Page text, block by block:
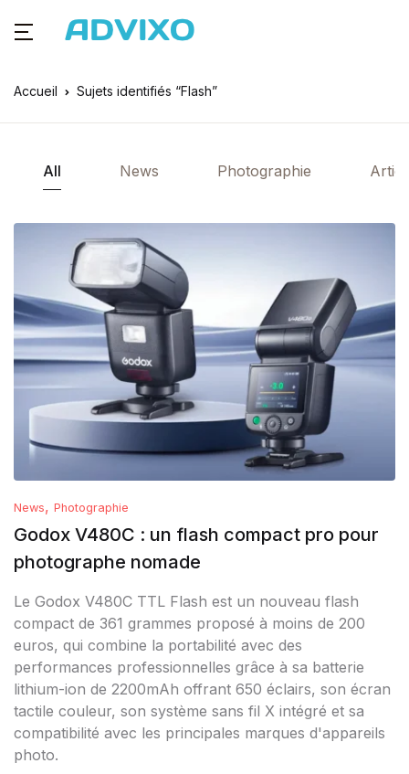
Accueil Sujets identifiés “Flash”
All News Photographie
News, Photographie
Godox V480C : un flash compact pro pour
photographe nomade
Le Godox V480C TTL Flash est un nouveau flash
compact de 361 grammes proposé à moins de 200
euros, qui combine la portabilité avec des
performances professionnelles grâce à sa batterie
lithium-ion de 2200mAh offrant 650 éclairs, son écran
tactile couleur, son système sans fil X intégré et sa
compatibilité avec les principales marques d'appareils
photo.